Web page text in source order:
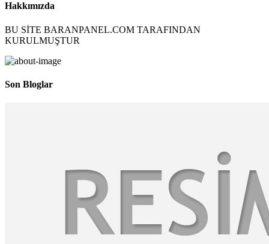
Hakkımızda
BU SİTE BARANPANEL.COM TARAFINDAN
KURULMUŞTUR
Son Bloglar